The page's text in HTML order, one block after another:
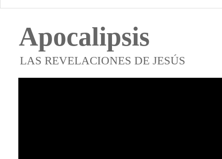
LAS REVELACIONES DE JESÚS
Apocalipsis